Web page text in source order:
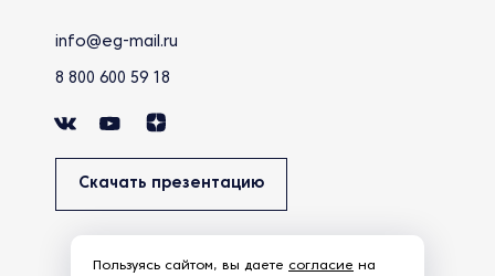
info@eg-mail.ru
8 800 600 59 18
Скачать презентацию
Пользуясь сайтом, вы даете согласие на